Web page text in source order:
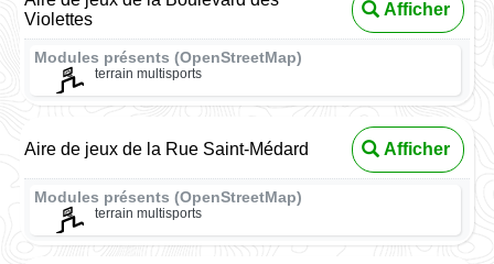
Violettes
Afficher
Modules présents (OpenStreetMap)
terrain multisports
Aire de jeux de la Rue Saint-Médard Afficher
Modules présents (OpenStreetMap)
terrain multisports